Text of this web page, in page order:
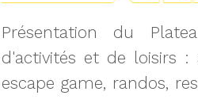
Présentation du
d'activités et de loisirs :
escape game, randos,